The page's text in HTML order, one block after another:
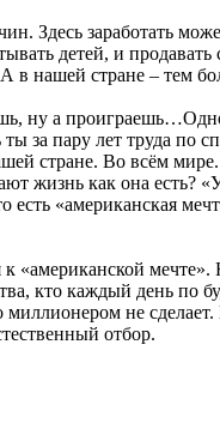
Здесь заработать
детей, и
в нашей стране – тем
ну а
за пару лет труда
стране. Во всём
жизнь как она есть?
«американская
мечте».
кто каждый день по
не
отбор.